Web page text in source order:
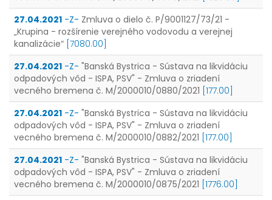
27.04.2021 -Z- Zmluva o dielo č. P/9001127/73/21 -
„Krupina - rozšírenie verejného vodovodu a verejnej
kanalizácie“ [7080.00]
27.04.2021 -Z- "Banská Bystrica - Sústava na likvidáciu
odpadových vôd - ISPA, PSV" - Zmluva o zriadení
vecného bremena č. M/2000010/0880/2021 [177.00]
27.04.2021 -Z- "Banská Bystrica - Sústava na likvidáciu
odpadových vôd - ISPA, PSV" - Zmluva o zriadení
vecného bremena č. M/2000010/0882/2021 [177.00]
27.04.2021 -Z- "Banská Bystrica - Sústava na likvidáciu
odpadových vôd - ISPA, PSV" - Zmluva o zriadení
vecného bremena č. M/2000010/0875/2021 [1776.00]